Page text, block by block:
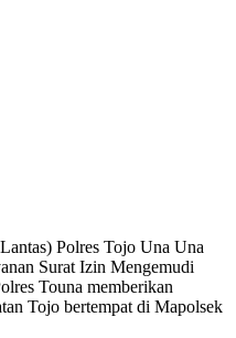
Polres Tojo Una Una
Surat Izin Mengemudi
Touna memberikan
Tojo bertempat di Mapolsek